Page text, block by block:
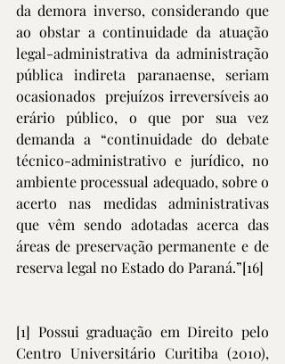
da demora inverso, considerando que
ao obstar a continuidade da atuação
legal-administrativa da administração
pública indireta paranaense, seriam
ocasionados  prejuízos irreversíveis ao
erário público, o que por sua vez
demanda a “continuidade do debate
técnico-administrativo e jurídico, no
ambiente processual adequado, sobre o
acerto nas medidas administrativas
que vêm sendo adotadas acerca das
áreas de preservação permanente e de
reserva legal no Estado do Paraná.”[16]
[1] Possui graduação em Direito pelo
Centro Universitário Curitiba (2010),